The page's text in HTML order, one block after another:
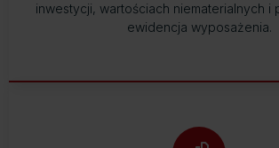
inwestycji, wartościach niematerialnych i
ewidencja wyposażenia.